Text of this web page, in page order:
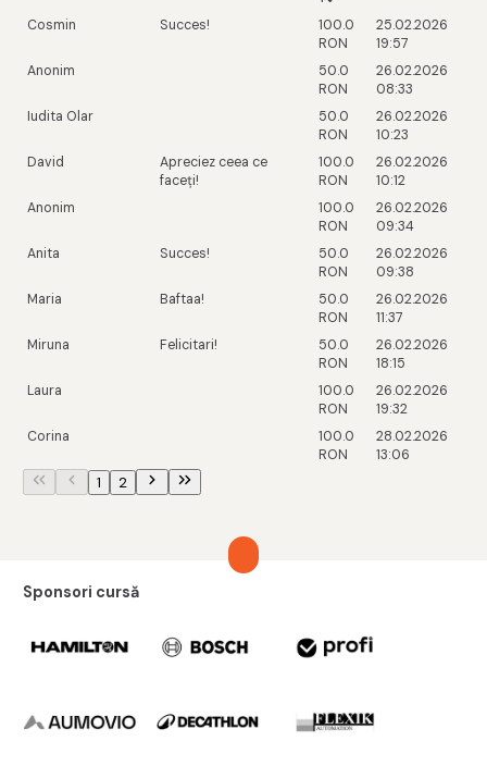
Cosmin Succes!
100.0
RON
25.02.2026
19:57
Anonim
50.0
RON
26.02.2026
08:33
Iudita Olar
50.0
RON
26.02.2026
10:23
David
Apreciez ceea ce
faceți!
100.0
RON
26.02.2026
10:12
Anonim
100.0
RON
26.02.2026
09:34
Anita
Succes!
50.0
RON
26.02.2026
09:38
Maria
Baftaa!
50.0
RON
26.02.2026
11:37
Miruna
Felicitari!
50.0
RON
26.02.2026
18:15
Laura
100.0
RON
26.02.2026
19:32
Corina
100.0
RON
28.02.2026
13:06
1 2
Sponsori cursă